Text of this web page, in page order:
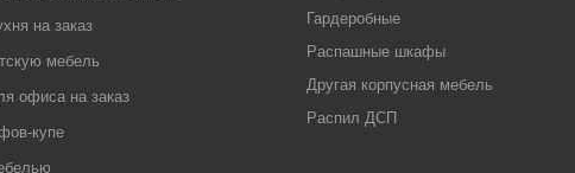
на заказ
мебель
офиса на заказ
купе
Гардеробные
Распашные шкафы
Другая корпусная мебель
Распил ДСП